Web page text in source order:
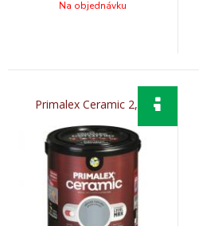
Na objednávku
Primalex Ceramic 2,5L